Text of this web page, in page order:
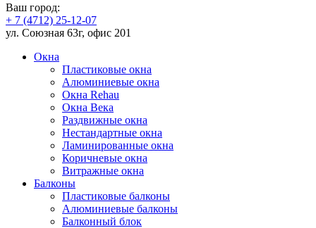
Ваш город:
+ 7 (4712) 25-12-07
ул. Союзная 63г, офис 201
Окна
Пластиковые окна
Алюминиевые окна
Окна Rehau
Окна Века
Раздвижные окна
Нестандартные окна
Ламинированные окна
Коричневые окна
Витражные окна
Балконы
Пластиковые балконы
Алюминиевые балконы
Балконный блок